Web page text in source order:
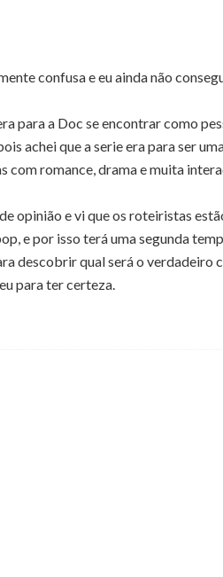
confusa e eu ainda não
para a Doc se encontrar como
achei que a serie era para ser
com romance, drama e muita
opinião e vi que os roteiristas
e por isso terá uma segunda
descobrir qual será o verdadeiro
para ter certeza.